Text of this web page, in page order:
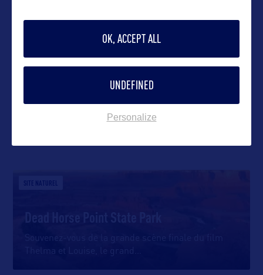
SITE NATUREL
Dead Horse Point State Park
Souvenez-vous de la grande scène finale du film
Thelma et Louise, le grand
OK, ACCEPT ALL
UNDEFINED
Personalize